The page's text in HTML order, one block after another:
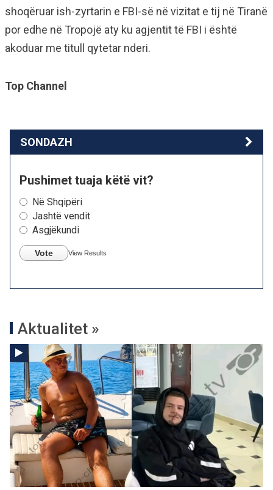
shoqëruar ish-zyrtarin e FBI-së në vizitat e tij në Tiranë
por edhe në Tropojë aty ku agjentit të FBI i është
akoduar me titull qytetar nderi.
Top Channel
SONDAZH
Pushimet tuaja këtë vit?
Në Shqipëri
Jashtë vendit
Asgjëkundi
Vote View Results
Aktualitet »